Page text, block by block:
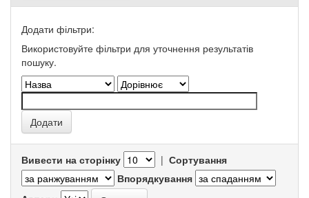
Додати фільтри:
Використовуйте фільтри для уточнення результатів
пошуку.
Вивести на сторінку | Сортування
Впорядкування